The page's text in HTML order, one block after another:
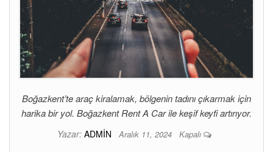
Boğazkent’te araç kiralamak, bölgenin tadını çıkarmak için
harika bir yol. Boğazkent Rent A Car ile keşif keyfi artırıyor.
Yazar: ADMIN Aralık 11, 2024 Kapalı